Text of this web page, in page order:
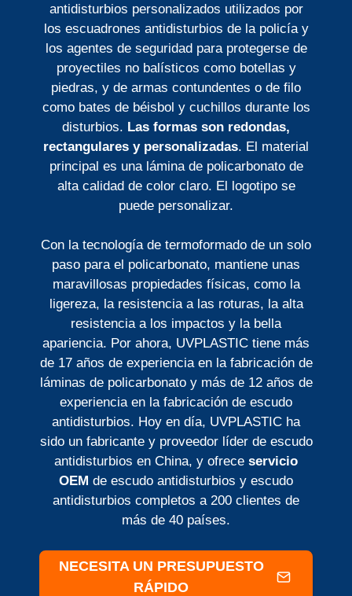
antidisturbios personalizados utilizados por
los escuadrones antidisturbios de la policía y
los agentes de seguridad para protegerse de
proyectiles no balísticos como botellas y
piedras, y de armas contundentes o de filo
como bates de béisbol y cuchillos durante los
disturbios. Las formas son redondas,
rectangulares y personalizadas. El material
principal es una lámina de policarbonato de
alta calidad de color claro. El logotipo se
puede personalizar.
Con la tecnología de termoformado de un solo
paso para el policarbonato, mantiene unas
maravillosas propiedades físicas, como la
ligereza, la resistencia a las roturas, la alta
resistencia a los impactos y la bella
apariencia. Por ahora, UVPLASTIC tiene más
de 17 años de experiencia en la fabricación de
láminas de policarbonato y más de 12 años de
experiencia en la fabricación de escudo
antidisturbios. Hoy en día, UVPLASTIC ha
sido un fabricante y proveedor líder de escudo
antidisturbios en China, y ofrece servicio
OEM de escudo antidisturbios y escudo
antidisturbios completos a 200 clientes de
más de 40 países.
NECESITA UN PRESUPUESTO
RÁPIDO